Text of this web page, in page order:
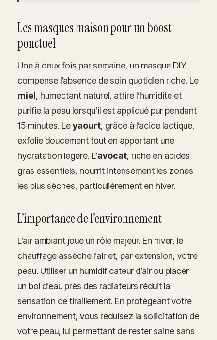
Les masques maison pour un boost
ponctuel
Une à deux fois par semaine, un masque DIY
compense l’absence de soin quotidien riche. Le
miel, humectant naturel, attire l’humidité et
purifie la peau lorsqu’il est appliqué pur pendant
15 minutes. Leyaourt, grâce à l’acide lactique,
exfolie doucement tout en apportant une
hydratation légère. L’avocat, riche en acides
gras essentiels, nourrit intensément les zones
les plus sèches, particulièrement en hiver.
L’importance de l’environnement
L’air ambiant joue un rôle majeur. En hiver, le
chauffage assèche l’air et, par extension, votre
peau. Utiliser un humidificateur d’air ou placer
un bol d’eau près des radiateurs réduit la
sensation de tiraillement. En protégeant votre
environnement, vous réduisez la sollicitation de
votre peau, lui permettant de rester saine sans